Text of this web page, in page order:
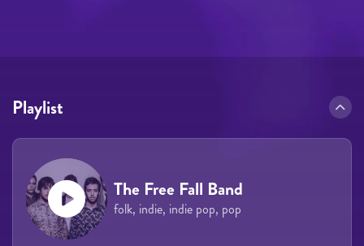
Playlist
The Free Fall Band
folk, indie, indie pop, pop